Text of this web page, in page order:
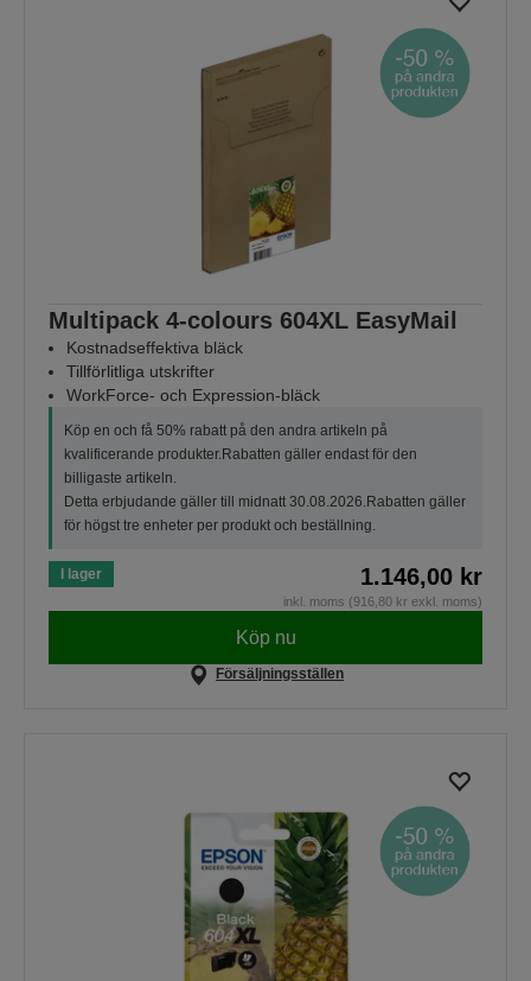
Multipack 4-colours 604XL EasyMail
Kostnadseffektiva bläck
Tillförlitliga utskrifter
WorkForce- och Expression-bläck
Köp en och få 50% rabatt på den andra artikeln på
kvalificerande produkter.Rabatten gäller endast för den
billigaste artikeln.
Detta erbjudande gäller till midnatt 30.08.2026.Rabatten gäller
för högst tre enheter per produkt och beställning.
I lager 1.146,00 kr
inkl. moms (916,80 kr exkl. moms)
Köp nu
Försäljningsställen